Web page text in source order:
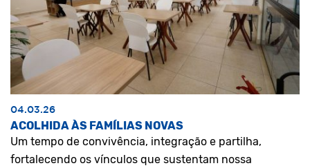
04.03.26
ACOLHIDA ÀS FAMÍLIAS NOVAS
Um tempo de convivência, integração e partilha,
fortalecendo os vínculos que sustentam nossa